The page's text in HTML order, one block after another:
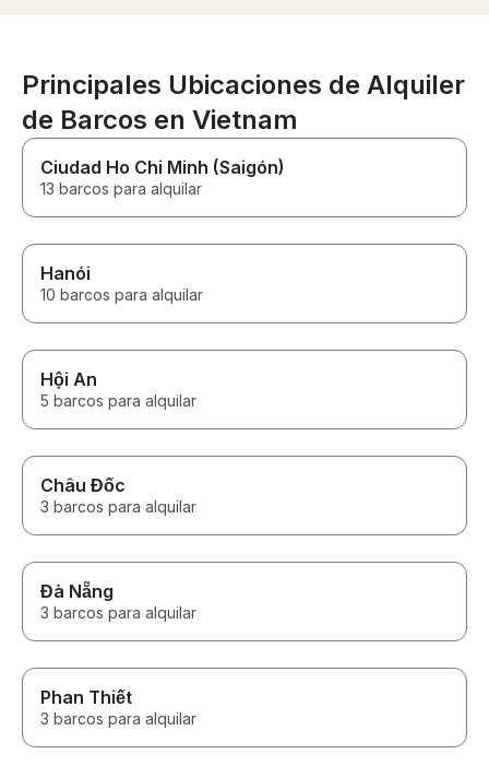
Principales Ubicaciones de Alquiler
de Barcos en Vietnam
Ciudad Ho Chi Minh (Saigón)
13 barcos para alquilar
Hanói
10 barcos para alquilar
Hội An
5 barcos para alquilar
Châu Đốc
3 barcos para alquilar
Đà Nẵng
3 barcos para alquilar
Phan Thiết
3 barcos para alquilar